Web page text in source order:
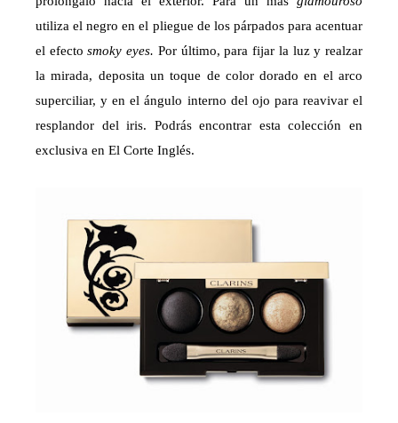
utiliza el negro en el pliegue de los párpados para acentuar
el efectosmoky eyes. Por último, para fijar la luz y realzar
la mirada, deposita un toque de color dorado en el arco
superciliar, y en el ángulo interno del ojo para reavivar el
resplandor del iris. Podrás encontrar esta colección en
exclusiva en El Corte Inglés.